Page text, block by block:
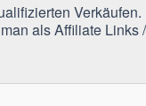
Verkäufen.
als Affiliate Links /